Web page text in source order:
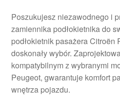
Poszukujesz niezawodnego i
zamiennika podłokietnika do
podłokietnik pasażera Citroën
doskonały wybór.
kompatybilnym z wybranymi
Peugeot, gwarantuje komfort
wnętrza pojazdu.